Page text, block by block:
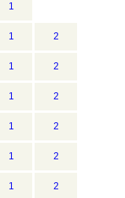
1
1 2
1 2
1 2
1 2
1 2
1 2